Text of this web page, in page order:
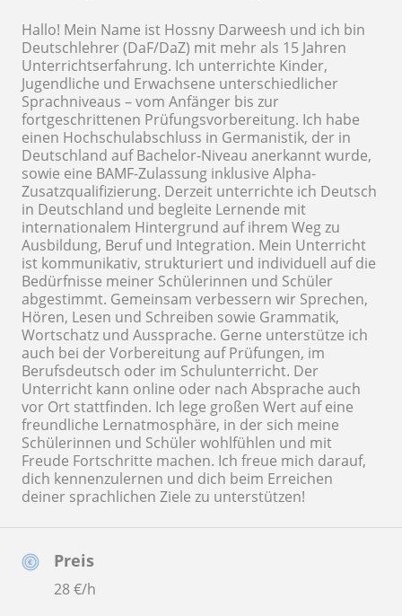
Preis
28€/h
Hallo! Mein Name ist Hossny Darweesh und ich bin
Deutschlehrer (DaF/DaZ) mit mehr als 15 Jahren
Unterrichtserfahrung. Ich unterrichte Kinder,
Jugendliche und Erwachsene unterschiedlicher
Sprachniveaus – vom Anfänger bis zur
fortgeschrittenen Prüfungsvorbereitung. Ich habe
einen Hochschulabschluss in Germanistik, der in
Deutschland auf Bachelor-Niveau anerkannt wurde,
sowie eine BAMF-Zulassung inklusive Alpha-
Zusatzqualifizierung. Derzeit unterrichte ich Deutsch
in Deutschland und begleite Lernende mit
internationalem Hintergrund auf ihrem Weg zu
Ausbildung, Beruf und Integration. Mein Unterricht
ist kommunikativ, strukturiert und individuell auf die
Bedürfnisse meiner Schülerinnen und Schüler
abgestimmt. Gemeinsam verbessern wir Sprechen,
Hören, Lesen und Schreiben sowie Grammatik,
Wortschatz und Aussprache. Gerne unterstütze ich
auch bei der Vorbereitung auf Prüfungen, im
Berufsdeutsch oder im Schulunterricht. Der
Unterricht kann online oder nach Absprache auch
vor Ort stattfinden. Ich lege großen Wert auf eine
freundliche Lernatmosphäre, in der sich meine
Schülerinnen und Schüler wohlfühlen und mit
Freude Fortschritte machen. Ich freue mich darauf,
dich kennenzulernen und dich beim Erreichen
deiner sprachlichen Ziele zu unterstützen!